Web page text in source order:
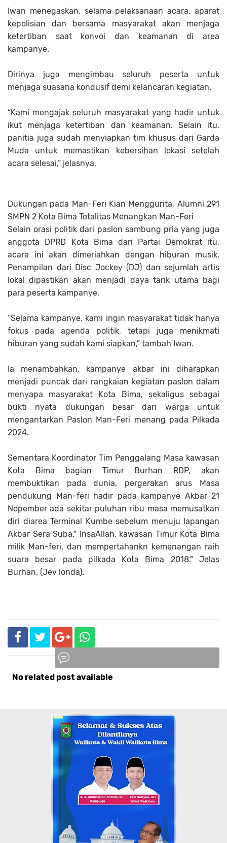
Iwan menegaskan, selama pelaksanaan acara, aparat
kepolisian dan bersama masyarakat akan menjaga
ketertiban saat konvoi dan keamanan di area
kampanye.
Dirinya juga mengimbau seluruh peserta untuk
menjaga suasana kondusif demi kelancaran kegiatan.
“Kami mengajak seluruh masyarakat yang hadir untuk
ikut menjaga ketertiban dan keamanan. Selain itu,
panitia juga sudah menyiapkan tim khusus dari Garda
Muda untuk memastikan kebersihan lokasi setelah
acara selesai,” jelasnya.
Dukungan pada Man-Feri Kian Menggurita, Alumni 291
SMPN 2 Kota Bima Totalitas Menangkan Man-Feri
Selain orasi politik dari paslon sambung pria yang juga
anggota DPRD Kota Bima dari Partai Demokrat itu,
acara ini akan dimeriahkan dengan hiburan musik.
Penampilan dari Disc Jockey (DJ) dan sejumlah artis
lokal dipastikan akan menjadi daya tarik utama bagi
para peserta kampanye.
“Selama kampanye, kami ingin masyarakat tidak hanya
fokus pada agenda politik, tetapi juga menikmati
hiburan yang sudah kami siapkan,” tambah Iwan.
Ia menambahkan, kampanye akbar ini diharapkan
menjadi puncak dari rangkaian kegiatan paslon dalam
menyapa masyarakat Kota Bima, sekaligus sebagai
bukti nyata dukungan besar dari warga untuk
mengantarkan Paslon Man-Feri menang pada Pilkada
2024.
Sementara Koordinator Tim Penggalang Masa kawasan
Kota Bima bagian Timur Burhan RDP, akan
membuktikan pada dunia, pergerakan arus Masa
pendukung Man-feri hadir pada kampanye Akbar 21
Nopember ada sekitar puluhan ribu masa memusatkan
diri diarea Terminal Kumbe sebelum menuju lapangan
Akbar Sera Suba." InsaAllah, kawasan Timur Kota Bima
milik Man-feri, dan mempertahankn kemenangan raih
suara besar pada pilkada Kota Bima 2018." Jelas
Burhan. (Jev londa).
No related post available